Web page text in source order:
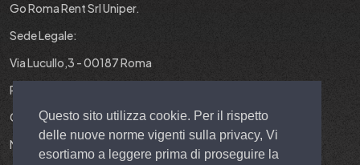
Questo sito utilizza cookie. Per il rispetto
delle nuove norme vigenti sulla privacy, Vi
esortiamo a leggere prima di proseguire la
Go Roma Rent Srl Uniper.
Sede Legale:
Via Lucullo,3 - 00187 Roma
P.IVA : 12829431001
Cap. Soc. : 10.000 EURO I.V.
N° REA : RM-1403299